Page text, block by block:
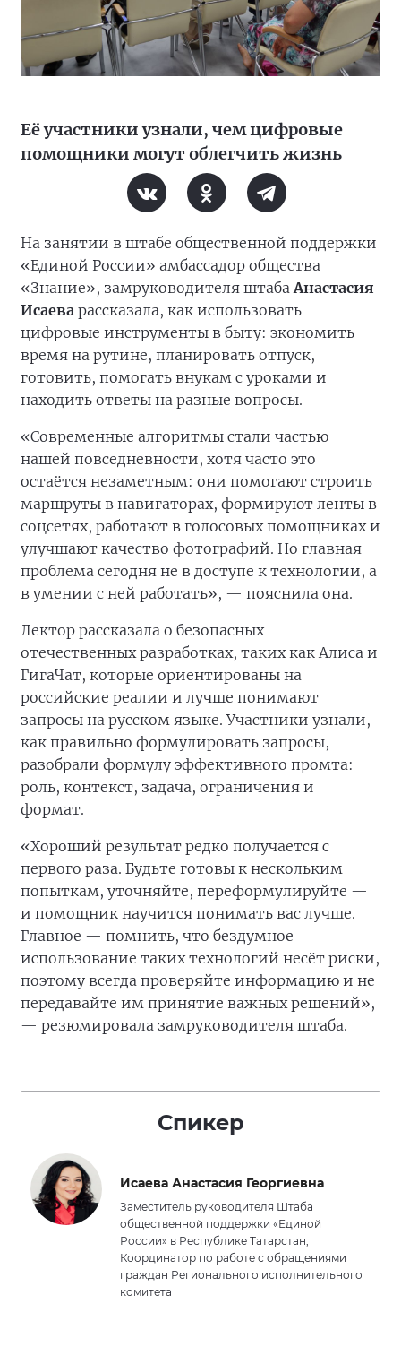
Её участники узнали, чем цифровые
помощники могут облегчить жизнь
На занятии в штабе общественной поддержки
«Единой России» амбассадор общества
«Знание», замруководителя штабаАнастасия
Исаева рассказала, как использовать
цифровые инструменты в быту: экономить
время на рутине, планировать отпуск,
готовить, помогать внукам с уроками и
находить ответы на разные вопросы.
«Современные алгоритмы стали частью
нашей повседневности, хотя часто это
остаётся незаметным: они помогают строить
маршруты в навигаторах, формируют ленты в
соцсетях, работают в голосовых помощниках и
улучшают качество фотографий. Но главная
проблема сегодня не в доступе к технологии, а
в умении с ней работать», — пояснила она.
Лектор рассказала о безопасных
отечественных разработках, таких как Алиса и
ГигаЧат, которые ориентированы на
российские реалии и лучше понимают
запросы на русском языке. Участники узнали,
как правильно формулировать запросы,
разобрали формулу эффективного промта:
роль, контекст, задача, ограничения и
формат.
«Хороший результат редко получается с
первого раза. Будьте готовы к нескольким
попыткам, уточняйте, переформулируйте —
и помощник научится понимать вас лучше.
Главное — помнить, что бездумное
использование таких технологий несёт риски,
поэтому всегда проверяйте информацию и не
передавайте им принятие важных решений»,
— резюмировала замруководителя штаба.
Спикер
Исаева Анастасия Георгиевна
Заместитель руководителя Штаба
общественной поддержки «Единой
России» в Республике Татарстан,
Координатор по работе с обращениями
граждан Регионального исполнительного
комитета